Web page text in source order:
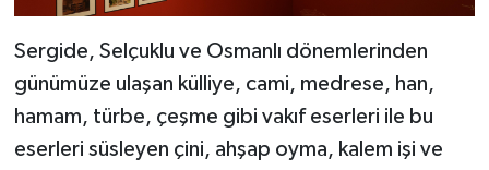
Sergide, Selçuklu ve Osmanlı dönemlerinden
günümüze ulaşan külliye, cami, medrese, han,
hamam, türbe, çeşme gibi vakıf eserleri ile bu
eserleri süsleyen çini, ahşap oyma, kalem işi ve